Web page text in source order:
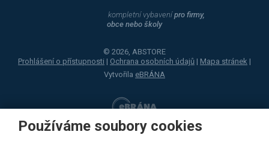
Používáme soubory cookies
kompletní vybavenípro firmy,
obce nebo školy
© 2026, ABSTORE
Prohlášení o přístupnosti | Ochrana osobních údajů | Mapa stránek |
Vytvořila eBRÁNA